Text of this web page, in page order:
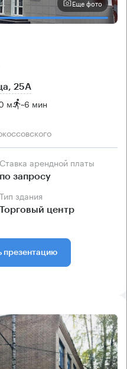
Еще фото
25А
м ~6 мин
Ставка арендной платы
по запросу
Тип здания
Торговый центр
презентацию